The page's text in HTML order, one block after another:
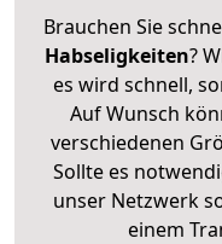
Brauchen Sie
Habseligkeiten?
es wird schnell,
Auf Wunsch
verschiedenen
Sollte es
unser Netzwerk
einem